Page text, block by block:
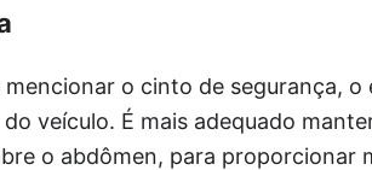
o cinto de segurança, o
veículo. É mais adequado
o abdômen, para proporcionar